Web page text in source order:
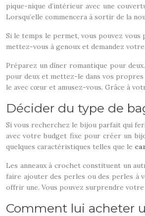
pique-nique d’intérieur avec une
Lorsqu’elle commencera à sortir de la
Si le temps le permet, vous pouvez
mettez-vous à genoux et demandez
Préparez un dîner romantique pour
pour deux et mettez-le dans vos propres
le avec cœur et amusez-vous. Grâce à
Décider du type de
Si vous recherchez le bijou parfait qui
avec votre budget fixe pour créer un
quelques caractéristiques telles que le
Les anneaux à crochet constituent un
faire ajouter des perles ou des perles à
offrir une. Vous pouvez surprendre votre
Comment lui acheter